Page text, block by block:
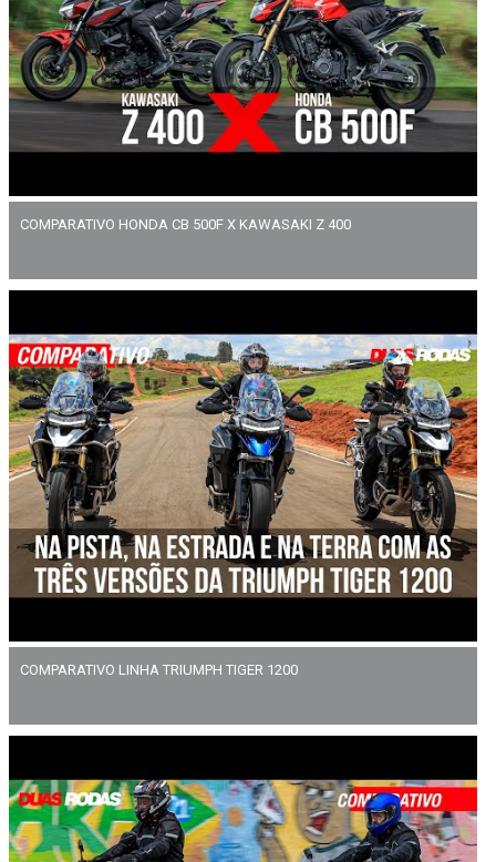
COMPARATIVO HONDA CB 500F X KAWASAKI Z 400
COMPARATIVO LINHA TRIUMPH TIGER 1200